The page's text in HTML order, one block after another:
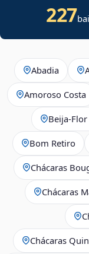
227
Abadia
Amoroso Costa
Bom Retiro
Chácaras
Chácaras
Chácaras